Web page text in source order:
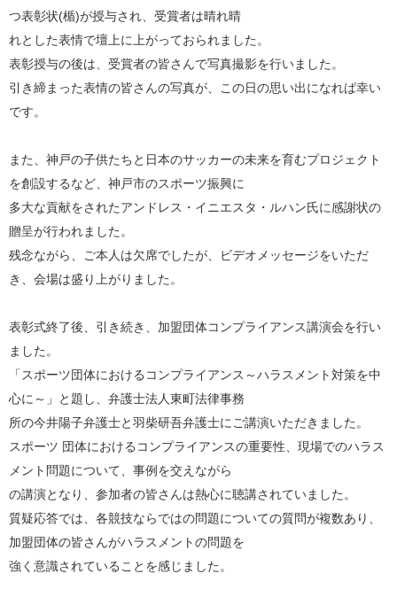
つ表彰状(楯)が授与され、受賞者は晴れ晴
れとした表情で壇上に上がっておられました。
表彰授与の後は、受賞者の皆さんで写真撮影を行いました。
引き締まった表情の皆さんの写真が、この日の思い出になれば幸い
です。
また、神戸の子供たちと日本のサッカーの未来を育むプロジェクト
を創設するなど、神戸市のスポーツ振興に
多大な貢献をされたアンドレス・イニエスタ・ルハン氏に感謝状の
贈呈が行われました。
残念ながら、ご本人は欠席でしたが、ビデオメッセージをいただ
き、会場は盛り上がりました。
表彰式終了後、引き続き、加盟団体コンプライアンス講演会を行い
ました。
「スポーツ団体におけるコンプライアンス～ハラスメント対策を中
心に～」と題し、弁護士法人東町法律事務
所の今井陽子弁護士と羽柴研吾弁護士にご講演いただきました。
スポーツ 団体におけるコンプライアンスの重要性、現場でのハラス
メント問題について、事例を交えながら
の講演となり、参加者の皆さんは熱心に聴講されていました。
質疑応答では、各競技ならではの問題についての質問が複数あり、
加盟団体の皆さんがハラスメントの問題を
強く意識されていることを感じました。